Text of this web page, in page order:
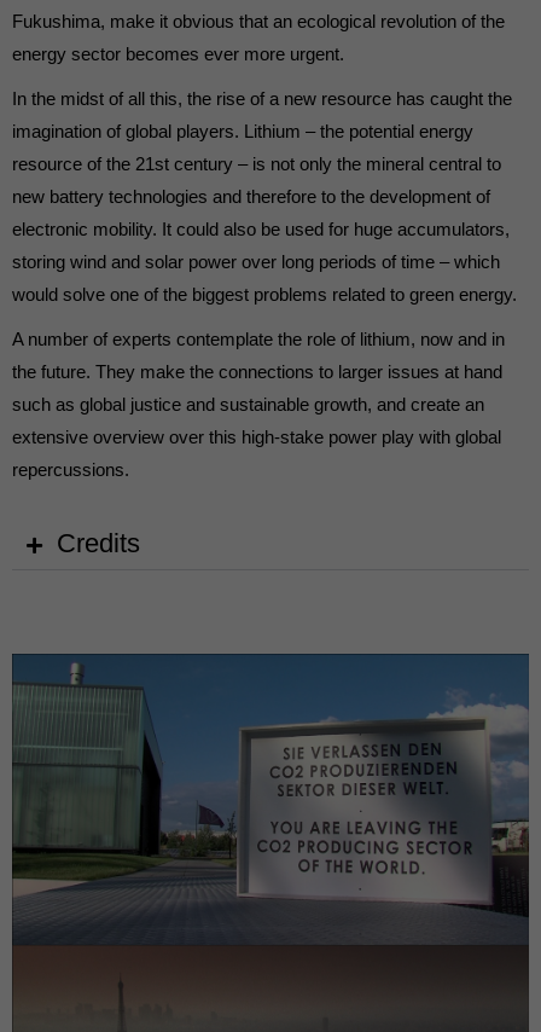
Fukushima, make it obvious that an ecological revolution of the
energy sector becomes ever more urgent.
In the midst of all this, the rise of a new resource has caught the
imagination of global players. Lithium – the potential energy
resource of the 21st century – is not only the mineral central to
new battery technologies and therefore to the development of
electronic mobility. It could also be used for huge accumulators,
storing wind and solar power over long periods of time – which
would solve one of the biggest problems related to green energy.
A number of experts contemplate the role of lithium, now and in
the future. They make the connections to larger issues at hand
such as global justice and sustainable growth, and create an
extensive overview over this high-stake power play with global
repercussions.
Credits
Externe Medien (7)
standardmäßig blockiert. Wenn Cookies von externen Medien akzeptiert
mehr.
Cookie-Informationen anzeigen
powered by Borlabs Cookie
Datenschutzerklärung